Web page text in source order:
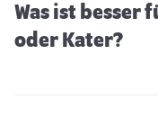
Was ist besser
oder Kater?